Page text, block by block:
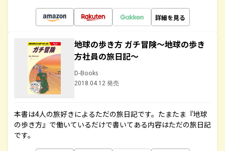
詳細を見る
地球の歩き方 ガチ冒険～地球の歩き
方社員の旅日記～
D-Books
2018.04.12 発売
本書は4人の旅好きによるただの旅日記です。たまたま『地球
の歩き方』で働いているだけで書いてある内容はただの旅日記
です。